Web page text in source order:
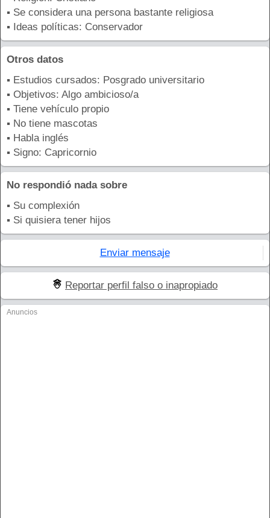
▪ Se considera una persona bastante religiosa
▪ Ideas políticas: Conservador
Otros datos
▪ Estudios cursados: Posgrado universitario
▪ Objetivos: Algo ambicioso/a
▪ Tiene vehículo propio
▪ No tiene mascotas
▪ Habla inglés
▪ Signo: Capricornio
No respondió nada sobre
▪ Su complexión
▪ Si quisiera tener hijos
Enviar mensaje
Reportar perfil falso o inapropiado
Anuncios